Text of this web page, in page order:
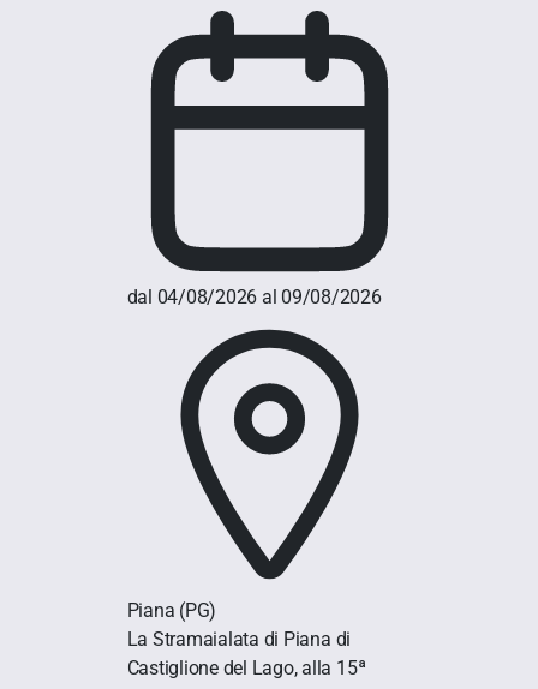
dal 04/08/2026 al 09/08/2026
Piana (PG)
La Stramaialata di Piana di
Castiglione del Lago, alla 15ª